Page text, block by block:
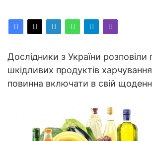
Дослідники з України розповіли
шкідливих продуктів
повинна включати в свій